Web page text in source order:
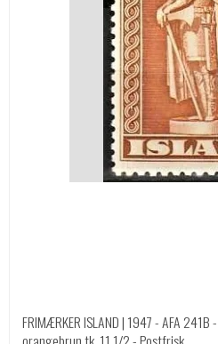
FRIMÆRKER ISLAND | 1947 - AFA